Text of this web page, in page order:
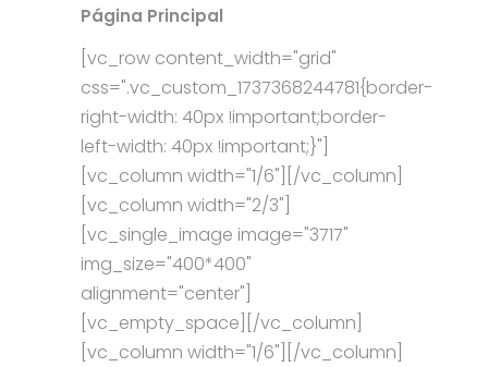
Página Principal
[vc_row content_width="grid"
css=".vc_custom_1737368244781{border-
right-width: 40px !important;border-
left-width: 40px !important;}"]
[vc_column width="1/6"][/vc_column]
[vc_column width="2/3"]
[vc_single_image image="3717"
img_size="400*400"
alignment="center"]
[vc_empty_space][/vc_column]
[vc_column width="1/6"][/vc_column]